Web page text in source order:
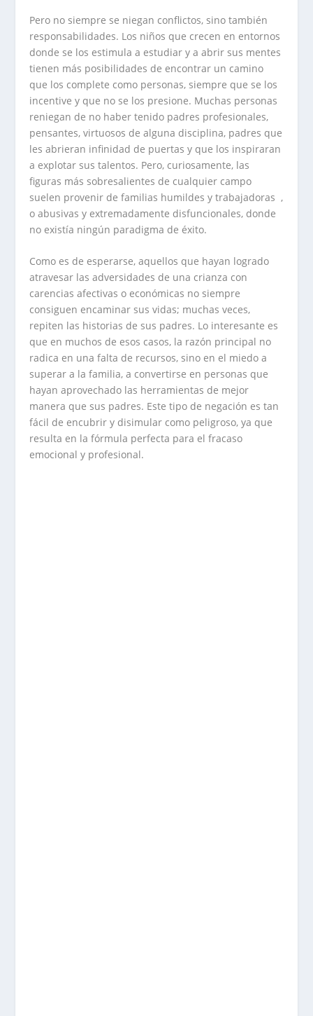
Pero no siempre se niegan conflictos, sino también
responsabilidades. Los niños que crecen en entornos
donde se los estimula a estudiar y a abrir sus mentes
tienen más posibilidades de encontrar un camino
que los complete como personas, siempre que se los
incentive y que no se los presione. Muchas personas
reniegan de no haber tenido padres profesionales,
pensantes, virtuosos de alguna disciplina, padres que
les abrieran infinidad de puertas y que los inspiraran
a explotar sus talentos. Pero, curiosamente, las
figuras más sobresalientes de cualquier campo
suelen provenir de familias humildes y trabajadoras ,
o abusivas y extremadamente disfuncionales, donde
no existía ningún paradigma de éxito.
Como es de esperarse, aquellos que hayan logrado
atravesar las adversidades de una crianza con
carencias afectivas o económicas no siempre
consiguen encaminar sus vidas; muchas veces,
repiten las historias de sus padres. Lo interesante es
que en muchos de esos casos, la razón principal no
radica en una falta de recursos, sino en el miedo a
superar a la familia, a convertirse en personas que
hayan aprovechado las herramientas de mejor
manera que sus padres. Este tipo de negación es tan
fácil de encubrir y disimular como peligroso, ya que
resulta en la fórmula perfecta para el fracaso
emocional y profesional.